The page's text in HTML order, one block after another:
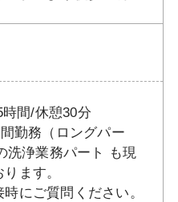
間/休憩30分
勤務（ロングパー
洗浄業務パート も現
ます。
にご質問ください。